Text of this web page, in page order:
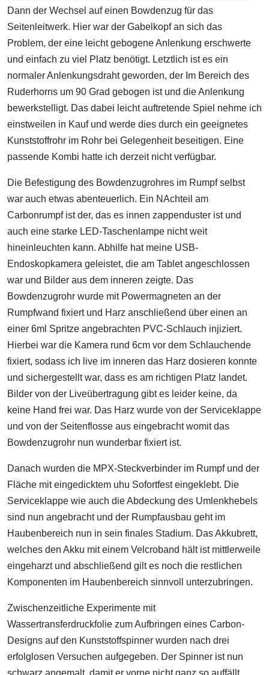
Dann der Wechsel auf einen Bowdenzug für das
Seitenleitwerk. Hier war der Gabelkopf an sich das
Problem, der eine leicht gebogene Anlenkung erschwerte
und einfach zu viel Platz benötigt. Letztlich ist es ein
normaler Anlenkungsdraht geworden, der Im Bereich des
Ruderhorns um 90 Grad gebogen ist und die Anlenkung
bewerkstelligt. Das dabei leicht auftretende Spiel nehme ich
einstweilen in Kauf und werde dies durch ein geeignetes
Kunststoffrohr im Rohr bei Gelegenheit beseitigen. Eine
passende Kombi hatte ich derzeit nicht verfügbar.
Die Befestigung des Bowdenzugrohres im Rumpf selbst
war auch etwas abenteuerlich. Ein NAchteil am
Carbonrumpf ist der, das es innen zappenduster ist und
auch eine starke LED-Taschenlampe nicht weit
hineinleuchten kann. Abhilfe hat meine USB-
Endoskopkamera geleistet, die am Tablet angeschlossen
war und Bilder aus dem inneren zeigte. Das
Bowdenzugrohr wurde mit Powermagneten an der
Rumpfwand fixiert und Harz anschließend über einen an
einer 6ml Spritze angebrachten PVC-Schlauch injiziert.
Hierbei war die Kamera rund 6cm vor dem Schlauchende
fixiert, sodass ich live im inneren das Harz dosieren konnte
und sichergestellt war, dass es am richtigen Platz landet.
Bilder von der Liveübertragung gibt es leider keine, da
keine Hand frei war. Das Harz wurde von der Serviceklappe
und von der Seitenflosse aus eingebracht womit das
Bowdenzugrohr nun wunderbar fixiert ist.
Danach wurden die MPX-Steckverbinder im Rumpf und der
Fläche mit eingedicktem uhu Sofortfest eingeklebt. Die
Serviceklappe wie auch die Abdeckung des Umlenkhebels
sind nun angebracht und der Rumpfausbau geht im
Haubenbereich nun in sein finales Stadium. Das Akkubrett,
welches den Akku mit einem Velcroband hält ist mittlerweile
eingeharzt und abschließend gilt es noch die restlichen
Komponenten im Haubenbereich sinnvoll unterzubringen.
Zwischenzeitliche Experimente mit
Wassertransferdruckfolie zum Aufbringen eines Carbon-
Designs auf den Kunststoffspinner wurden nach drei
erfolglosen Versuchen aufgegeben. Der Spinner ist nun
schwarz angemalt, damit er vorne nicht ganz so auffällt.